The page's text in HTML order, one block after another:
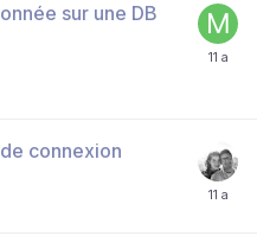
sur une DB
connexion